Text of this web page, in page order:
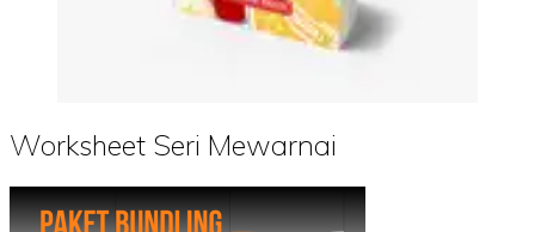
Worksheet Seri Mewarnai